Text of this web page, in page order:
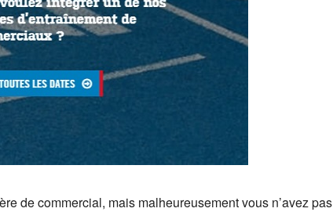
de commercial, mais malheureusement vous n’avez pas